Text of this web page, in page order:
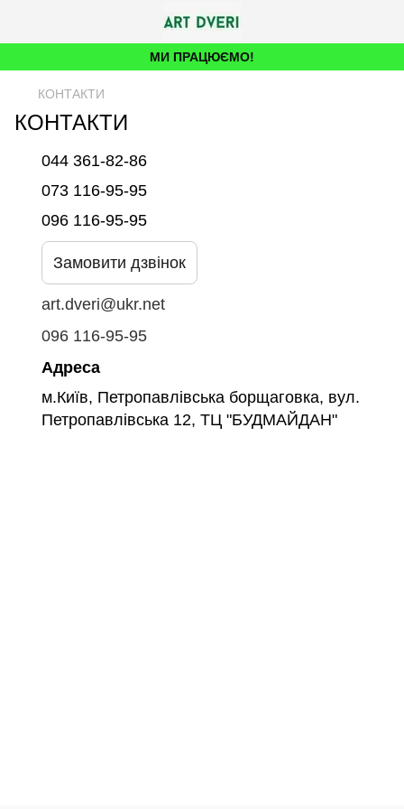
МИ ПРАЦЮЄМО!
КОНТАКТИ
КОНТАКТИ
044 361-82-86
073 116-95-95
096 116-95-95
Замовити дзвінок
art.dveri@ukr.net
096 116-95-95
Адреса
м.Київ, Петропавлівська борщаговка, вул.
Петропавлівська 12, ТЦ "БУДМАЙДАН"